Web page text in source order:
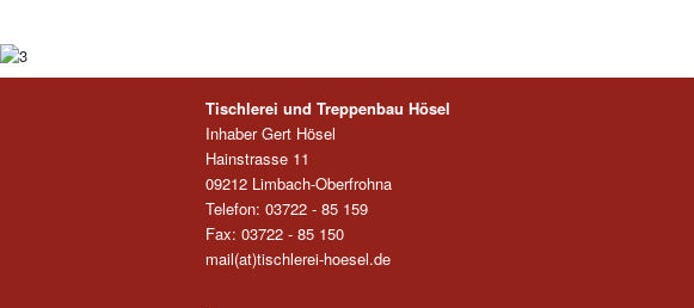
Tischlerei und Treppenbau Hösel
Inhaber Gert Hösel
Hainstrasse 11
09212 Limbach-Oberfrohna
Telefon: 03722 - 85 159
Fax: 03722 - 85 150
mail(at)tischlerei-hoesel.de